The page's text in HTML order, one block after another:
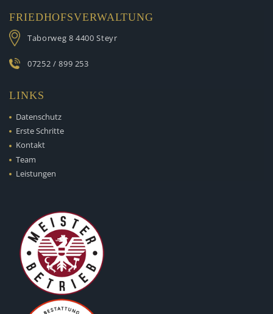
FRIEDHOFSVERWALTUNG
Taborweg 8 4400 Steyr
07252 / 899 253
LINKS
Datenschutz
Erste Schritte
Kontakt
Team
Leistungen